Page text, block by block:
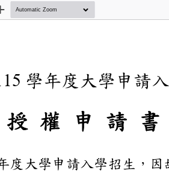
Zoom
範大學
學年度
授 權 申 請 書
年度大學申